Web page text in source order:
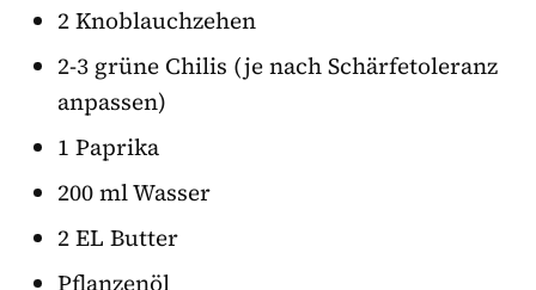
2 Knoblauchzehen
2-3 grüne Chilis (je nach Schärfetoleranz
anpassen)
1 Paprika
200 ml Wasser
2 EL Butter
Pflanzenöl